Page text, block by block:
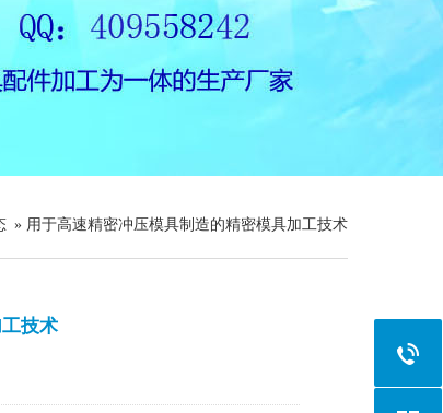
» 用于高速精密冲压模具制造的精密模具加工技术
技术